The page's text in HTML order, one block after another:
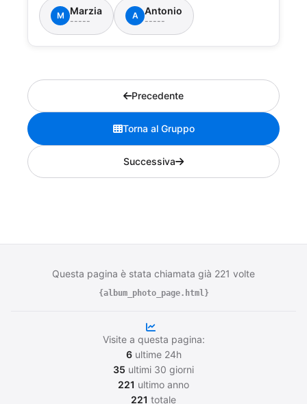
M Marzia
----- A Antonio
-----
Precedente
Torna al Gruppo
Successiva
Questa pagina è stata chiamata già 221 volte
{album_photo_page.html}
Visite a questa pagina:
6ultime 24h
35 ultimi 30 giorni
221 ultimo anno
221 totale